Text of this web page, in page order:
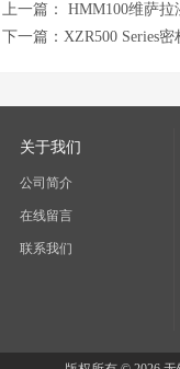
上一篇： HMM100维萨
下一篇： XZR500 Series
关于我们
公司简介
在线留言
联系我们